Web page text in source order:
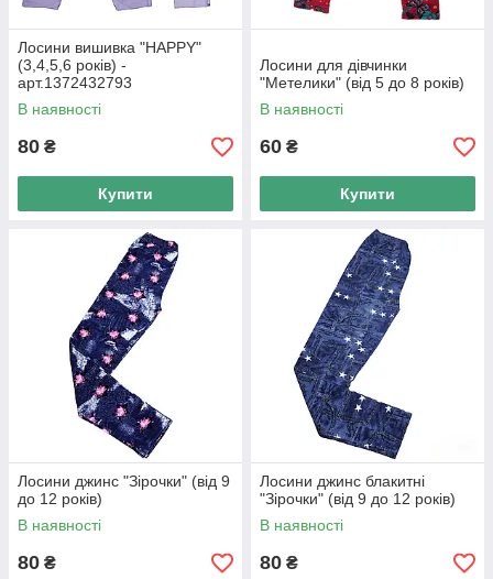
Дитячий одяг від інтернет-магазину
«БАЛУ» — відмінна якість без переплат!
Ми гарантуємо вам високий рівень сервісу і швидку доставку.
Порадуйте своїх маленьких модниць вже зараз!
Лосини вишивка "HAPPY"
(3,4,5,6 років) -
арт.1372432793
В наявності
80 ₴
Купити
Лосини для дівчинки
"Метелики" (від 5 до 8 років)
В наявності
60 ₴
Купити
Лосини джинс "Зірочки" (від 9
до 12 років)
В наявності
80 ₴
Лосини джинс блакитні
"Зірочки" (від 9 до 12 років)
В наявності
80 ₴